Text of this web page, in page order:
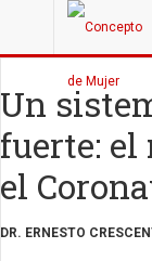
Un
fuerte: el
el
DR. ERNESTO